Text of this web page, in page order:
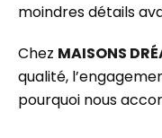
moindres détails
Chez MAISONS
qualité,
pourquoi nous